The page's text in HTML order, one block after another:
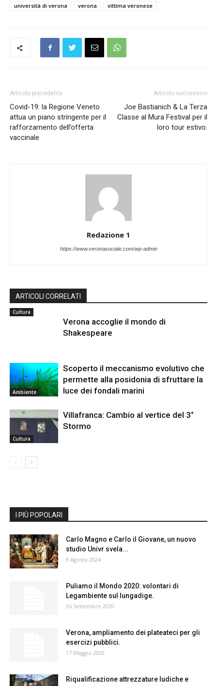
università di verona verona vittima veronese
Articolo precedente
Covid-19: la Regione Veneto
attua un piano stringente per il
rafforzamento dell’offerta
vaccinale
Articolo successivo
Joe Bastianich & La Terza
Classe al Mura Festival per il
loro tour estivo.
Redazione 1
https://www.veronasociale.com/wp-admin
ARTICOLI CORRELATI
Cultura
Verona accoglie il mondo di
Shakespeare
Ambiente
Scoperto il meccanismo evolutivo che
permette alla posidonia di sfruttare la
luce dei fondali marini
Cultura
Villafranca: Cambio al vertice del 3°
Stormo
I PIÙ POPOLARI
Carlo Magno e Carlo il Giovane, un nuovo
studio Univr svela...
9 Agosto 2024
Puliamo il Mondo 2020: volontari di
Legambiente sul lungadige.
26 Settembre 2020
Verona, ampliamento dei plateateci per gli
esercizi pubblici.
17 Maggio 2020
Riqualificazione attrezzature ludiche e